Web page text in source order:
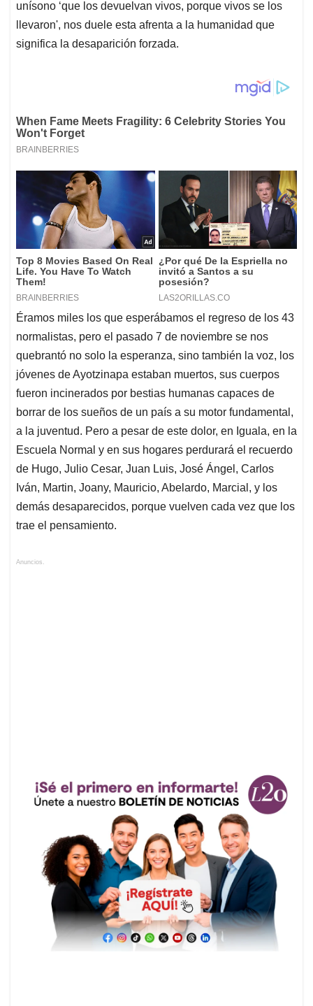
unísono ‘que los devuelvan vivos, porque vivos se los
llevaron', nos duele esta afrenta a la humanidad que
significa la desaparición forzada.
Éramos miles los que esperábamos el regreso de los 43
normalistas, pero el pasado 7 de noviembre se nos
quebrantó no solo la esperanza, sino también la voz, los
jóvenes de Ayotzinapa estaban muertos, sus cuerpos
fueron incinerados por bestias humanas capaces de
borrar de los sueños de un país a su motor fundamental,
a la juventud. Pero a pesar de este dolor, en Iguala, en la
Escuela Normal y en sus hogares perdurará el recuerdo
de Hugo, Julio Cesar, Juan Luis, José Ángel, Carlos
Iván, Martin, Joany, Mauricio, Abelardo, Marcial, y los
demás desaparecidos, porque vuelven cada vez que los
trae el pensamiento.
Anuncios.